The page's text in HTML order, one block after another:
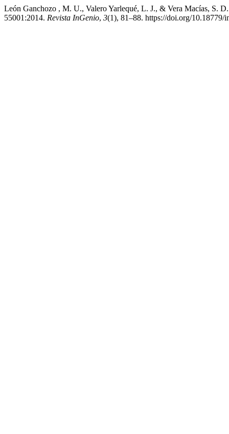
León Ganchozo , M. U., Valero Yarlequé, L. J., & Vera Macías, S.
55001:2014. Revista InGenio, 3(1), 81–88. https://doi.org/10.18779/